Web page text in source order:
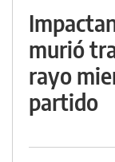
murió
rayo
partido